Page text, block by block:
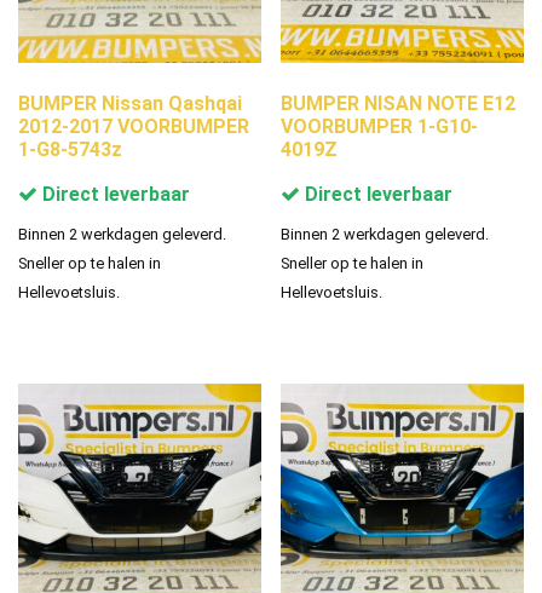
BUMPER Nissan Qashqai
2012-2017 VOORBUMPER
1-G8-5743z
Direct leverbaar
Binnen 2 werkdagen geleverd.
Sneller op te halen in
Hellevoetsluis.
BUMPER NISAN NOTE E12
VOORBUMPER 1-G10-
4019Z
Direct leverbaar
Binnen 2 werkdagen geleverd.
Sneller op te halen in
Hellevoetsluis.